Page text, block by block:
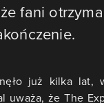
fani
już kilka lat,
uważa, że The